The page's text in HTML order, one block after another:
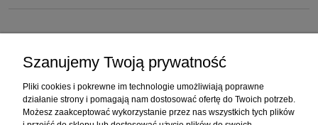
Moje konto
Szanujemy Twoją prywatność
Pliki cookies i pokrewne im technologie umożliwiają poprawne
działanie strony i pomagają nam dostosować ofertę do Twoich potrzeb.
Możesz zaakceptować wykorzystanie przez nas wszystkich tych plików